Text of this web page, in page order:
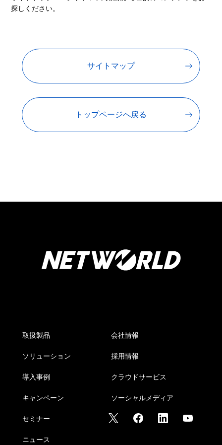
探しください。
サイトマップ
トップページへ戻る
取扱製品
ソリューション
導入事例
キャンペーン
セミナー
ニュース
会社情報
採用情報
クラウドサービス
ソーシャルメディア